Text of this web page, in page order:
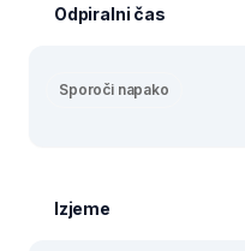
Odpiralni čas
Sporoči napako
Izjeme